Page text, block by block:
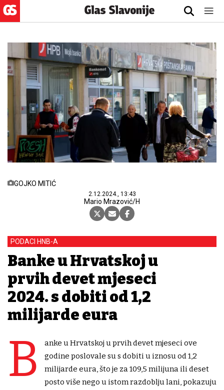
GOJKO MITIĆ
2.12.2024., 13:43
Mario Mrazović/H
PODACI HNB-A
Banke u Hrvatskoj u
prvih devet mjeseci
2024. s dobiti od 1,2
milijarde eura
B
anke u Hrvatskoj u prvih devet mjeseci ove
godine poslovale su s dobiti u iznosu od 1,2
milijarde eura, što je za 109,5 milijuna ili deset
posto više nego u istom razdoblju lani, pokazuju